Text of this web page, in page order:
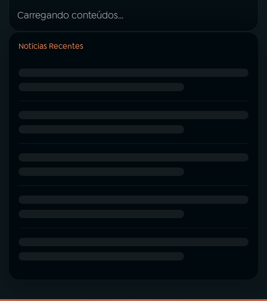
Carregando conteúdos...
Notícias Recentes